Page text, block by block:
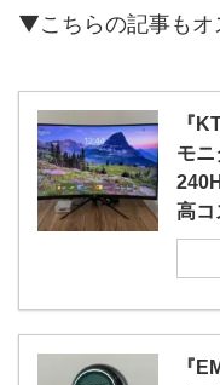
▼こちらの記事もオ
『
モニ
高コ
『